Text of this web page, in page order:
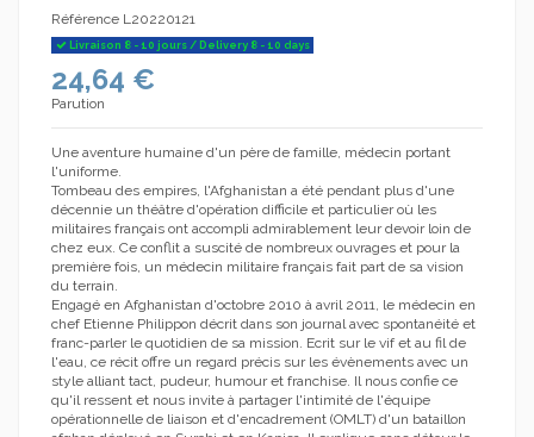
Référence L20220121
Livraison 8 - 10 jours / Delivery 8 - 10 days
24,64 €
Parution
Une aventure humaine d'un père de famille, médecin portant
l'uniforme.
Tombeau des empires, l'Afghanistan a été pendant plus d'une
décennie un théâtre d'opération difficile et particulier où les
militaires français ont accompli admirablement leur devoir loin de
chez eux. Ce conflit a suscité de nombreux ouvrages et pour la
première fois, un médecin militaire français fait part de sa vision
du terrain.
Engagé en Afghanistan d'octobre 2010 à avril 2011, le médecin en
chef Etienne Philippon décrit dans son journal avec spontanéité et
franc-parler le quotidien de sa mission. Ecrit sur le vif et au fil de
l'eau, ce récit offre un regard précis sur les évènements avec un
style alliant tact, pudeur, humour et franchise. Il nous confie ce
qu'il ressent et nous invite à partager l'intimité de l'équipe
opérationnelle de liaison et d'encadrement (OMLT) d'un bataillon